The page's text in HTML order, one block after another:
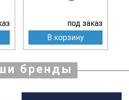
под заказ
В корзину
бренды